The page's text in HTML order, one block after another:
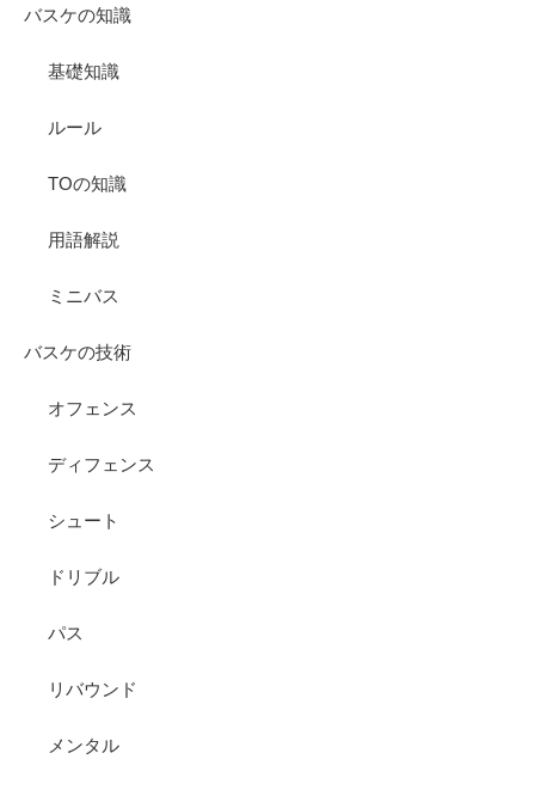
バスケの知識
基礎知識
ルール
TOの知識
用語解説
ミニバス
バスケの技術
オフェンス
ディフェンス
シュート
ドリブル
パス
リバウンド
メンタル